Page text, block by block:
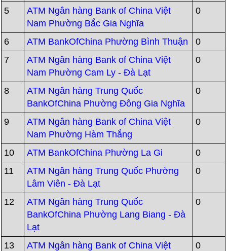
5
ATM Ngân hàng Bank of China Việt
Nam Phường Bắc Gia Nghĩa
0
6 ATM BankOfChina Phường Bình Thuận
0
7
ATM Ngân hàng Bank of China Việt
Nam Phường Cam Ly - Đà Lạt
0
8
ATM Ngân hàng Trung Quốc
BankOfChina Phường Đông Gia Nghĩa
0
9
ATM Ngân hàng Bank of China Việt
Nam Phường Hàm Thắng
0
10 ATM BankOfChina Phường La Gi
0
11
ATM Ngân hàng Trung Quốc Phường
Lâm Viên - Đà Lạt
0
12
ATM Ngân hàng Trung Quốc
BankOfChina Phường Lang Biang - Đà
Lạt
0
13
ATM Ngân hàng Bank of China Việt
0